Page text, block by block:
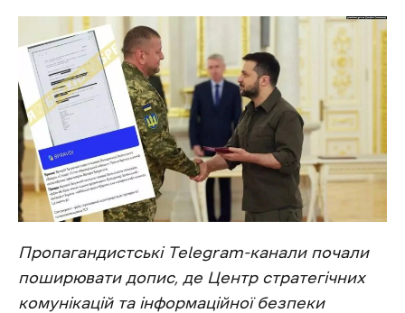
Пропагандистські Telegram-канали почали
поширювати допис, де Центр стратегічних
комунікацій та інформаційної безпеки